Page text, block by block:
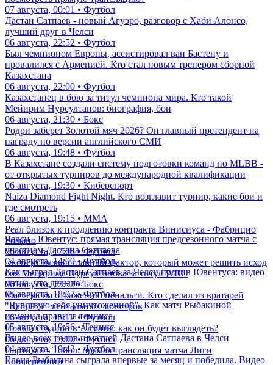
07 августа, 00:01 • Футбол
Дастан Сатпаев - новый Агуэро, разговор с Хаби Алонсо,
лучший друг в Челси
06 августа, 22:52 • Футбол
Был чемпионом Европы, ассистировал ван Бастену и
провалился с Арменией. Кто стал новым тренером сборной
Казахстана
06 августа, 22:00 • Футбол
Казахстанец в бою за титул чемпиона мира. Кто такой
Мейирим Нурсултанов: биография, бои
06 августа, 21:30 • Бокс
Родри заберет Золотой мяч 2026? Он главный претендент на
награду по версии английского СМИ
06 августа, 19:48 • Футбол
В Казахстане создали систему подготовки команд по MLBB -
от открытых турниров до международной квалификации
06 августа, 19:30 • Киберспорт
Naiza Diamond Fight Night. Кто возглавит турнир, какие бои и
где смотреть
06 августа, 19:15 • ММА
Реал близок к продлению контракта Винисиуса - Фабрицио
Романо
06 августа, 17:08 • Футбол
Эксперт назвал главный фактор, который может решить исход
боя Мейирима Нурсултанова за титул WBC
06 августа, 15:52 • Бокс
Мастера по отражению пенальти. Кто сделал из вратарей
"Кайрата" ментальных монстров
06 августа, 15:12 • Футбол
Новый стадион в Алматы: как он будет выглядеть?
06 августа, 13:00 • Футбол
Партизан - Тобол: прямая трансляция матча Лиги
Конференций
Челси - Ювентус: прямая трансляция предсезонного матча с
участием Дастана Сатпаева
04 августа, 14:00 • Футбол
Как сыграл Дастан Сатпаев за Челси против Ювентуса: видео
матча, что дальше?
05 августа, 18:07 • Футбол
"Чувствую себя уничтоженной". Как матч Рыбакиной
изменил правила тенниса
05 августа, 19:56 • Теннис
Видео всех голов и матчей Дастана Сатпаева в Челси
04 августа, 19:43 • Футбол
Елена Рыбакина сыграла впервые за месяц и победила. Видео